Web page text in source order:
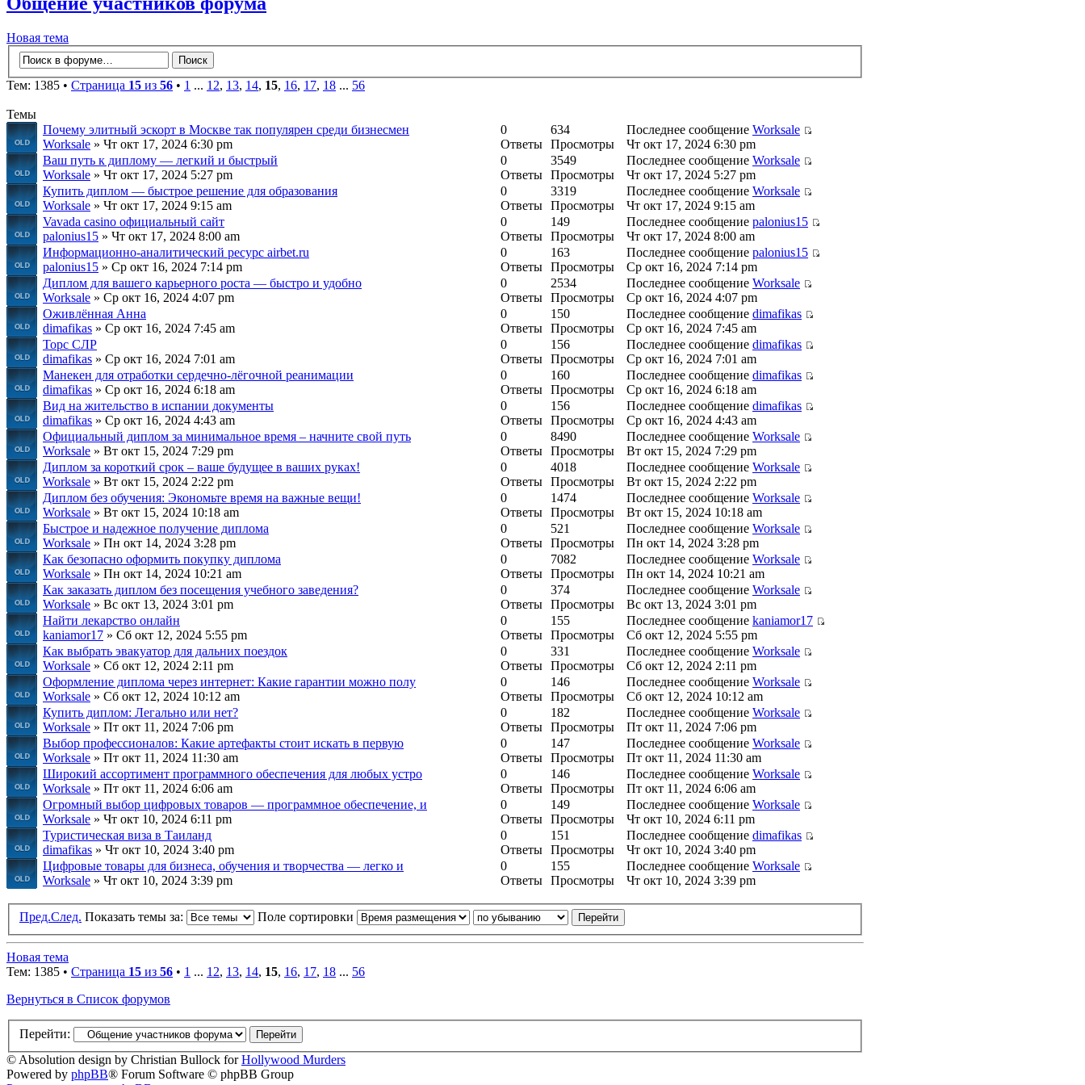
Новая тема
Тем: 1385 • Страница 15 из 56 • 1 ... 12, 13, 14, 15, 16, 17, 18 ... 56
Темы
Почему элитный эскорт в Москве так популярен среди бизнесмен
Worksale » Чт окт 17, 2024 6:30 pm
0
Ответы
634
Просмотры
Последнее сообщение Worksale
Чт окт 17, 2024 6:30 pm
Ваш путь к диплому — легкий и быстрый
Worksale » Чт окт 17, 2024 5:27 pm
0
Ответы
3549
Просмотры
Последнее сообщение Worksale
Чт окт 17, 2024 5:27 pm
Купить диплом — быстрое решение для образования
Worksale » Чт окт 17, 2024 9:15 am
0
Ответы
3319
Просмотры
Последнее сообщение Worksale
Чт окт 17, 2024 9:15 am
Vavada casino официальный сайт
palonius15 » Чт окт 17, 2024 8:00 am
0
Ответы
149
Просмотры
Последнее сообщение palonius15
Чт окт 17, 2024 8:00 am
Информационно-аналитический ресурс airbet.ru
palonius15 » Ср окт 16, 2024 7:14 pm
0
Ответы
163
Просмотры
Последнее сообщение palonius15
Ср окт 16, 2024 7:14 pm
Диплом для вашего карьерного роста — быстро и удобно
Worksale » Ср окт 16, 2024 4:07 pm
0
Ответы
2534
Просмотры
Последнее сообщение Worksale
Ср окт 16, 2024 4:07 pm
Оживлённая Анна
dimafikas » Ср окт 16, 2024 7:45 am
0
Ответы
150
Просмотры
Последнее сообщение dimafikas
Ср окт 16, 2024 7:45 am
Торс СЛР
dimafikas » Ср окт 16, 2024 7:01 am
0
Ответы
156
Просмотры
Последнее сообщение dimafikas
Ср окт 16, 2024 7:01 am
Манекен для отработки сердечно-лёгочной реанимации
dimafikas » Ср окт 16, 2024 6:18 am
0
Ответы
160
Просмотры
Последнее сообщение dimafikas
Ср окт 16, 2024 6:18 am
Вид на жительство в испании документы
dimafikas » Ср окт 16, 2024 4:43 am
0
Ответы
156
Просмотры
Последнее сообщение dimafikas
Ср окт 16, 2024 4:43 am
Официальный диплом за минимальное время – начните свой путь
Worksale » Вт окт 15, 2024 7:29 pm
0
Ответы
8490
Просмотры
Последнее сообщение Worksale
Вт окт 15, 2024 7:29 pm
Диплом за короткий срок – ваше будущее в ваших руках!
Worksale » Вт окт 15, 2024 2:22 pm
0
Ответы
4018
Просмотры
Последнее сообщение Worksale
Вт окт 15, 2024 2:22 pm
Диплом без обучения: Экономьте время на важные вещи!
Worksale » Вт окт 15, 2024 10:18 am
0
Ответы
1474
Просмотры
Последнее сообщение Worksale
Вт окт 15, 2024 10:18 am
Быстрое и надежное получение диплома
Worksale » Пн окт 14, 2024 3:28 pm
0
Ответы
521
Просмотры
Последнее сообщение Worksale
Пн окт 14, 2024 3:28 pm
Как безопасно оформить покупку диплома
Worksale » Пн окт 14, 2024 10:21 am
0
Ответы
7082
Просмотры
Последнее сообщение Worksale
Пн окт 14, 2024 10:21 am
Как заказать диплом без посещения учебного заведения?
Worksale » Вс окт 13, 2024 3:01 pm
0
Ответы
374
Просмотры
Последнее сообщение Worksale
Вс окт 13, 2024 3:01 pm
Найти лекарство онлайн
kaniamor17 » Сб окт 12, 2024 5:55 pm
0
Ответы
155
Просмотры
Последнее сообщение kaniamor17
Сб окт 12, 2024 5:55 pm
Как выбрать эвакуатор для дальних поездок
Worksale » Сб окт 12, 2024 2:11 pm
0
Ответы
331
Просмотры
Последнее сообщение Worksale
Сб окт 12, 2024 2:11 pm
Оформление диплома через интернет: Какие гарантии можно полу
Worksale » Сб окт 12, 2024 10:12 am
0
Ответы
146
Просмотры
Последнее сообщение Worksale
Сб окт 12, 2024 10:12 am
Купить диплом: Легально или нет?
Worksale » Пт окт 11, 2024 7:06 pm
0
Ответы
182
Просмотры
Последнее сообщение Worksale
Пт окт 11, 2024 7:06 pm
Выбор профессионалов: Какие артефакты стоит искать в первую
Worksale » Пт окт 11, 2024 11:30 am
0
Ответы
147
Просмотры
Последнее сообщение Worksale
Пт окт 11, 2024 11:30 am
Широкий ассортимент программного обеспечения для любых устро
Worksale » Пт окт 11, 2024 6:06 am
0
Ответы
146
Просмотры
Последнее сообщение Worksale
Пт окт 11, 2024 6:06 am
Огромный выбор цифровых товаров — программное обеспечение, и
Worksale » Чт окт 10, 2024 6:11 pm
0
Ответы
149
Просмотры
Последнее сообщение Worksale
Чт окт 10, 2024 6:11 pm
Туристическая виза в Таиланд
dimafikas » Чт окт 10, 2024 3:40 pm
0
Ответы
151
Просмотры
Последнее сообщение dimafikas
Чт окт 10, 2024 3:40 pm
Цифровые товары для бизнеса, обучения и творчества — легко и
Worksale » Чт окт 10, 2024 3:39 pm
0
Ответы
155
Просмотры
Последнее сообщение Worksale
Чт окт 10, 2024 3:39 pm
Пред.След. Показать темы за: Поле сортировки
Новая тема
Тем: 1385 • Страница 15 из 56 • 1 ... 12, 13, 14, 15, 16, 17, 18 ... 56
Вернуться в Список форумов
Перейти:
© Absolution design by Christian Bullock forHollywood Murders
Powered by phpBB® Forum Software © phpBB Group